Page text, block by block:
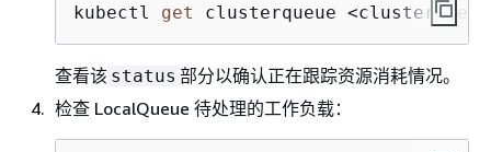
kubectl get clusterqueue
查看该 status 部分以确认正在跟踪资源消耗情况。
检查 LocalQueue 待处理的工作负载：